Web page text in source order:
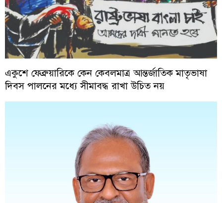
একুশে ফেব্রুয়ারিকে কেন কেবলমাত্র আন্তর্জাতিক মাতৃভাষা
দিবস পালনের মধ্যে সীমাবদ্ধ রাখা উচিত নয়